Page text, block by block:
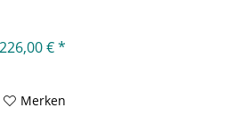
226,00 € *
Merken